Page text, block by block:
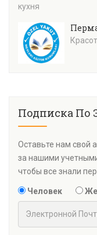
кухня
Подписка По
Оставьте нам свой
за нашими
чтобы все знали
Человек